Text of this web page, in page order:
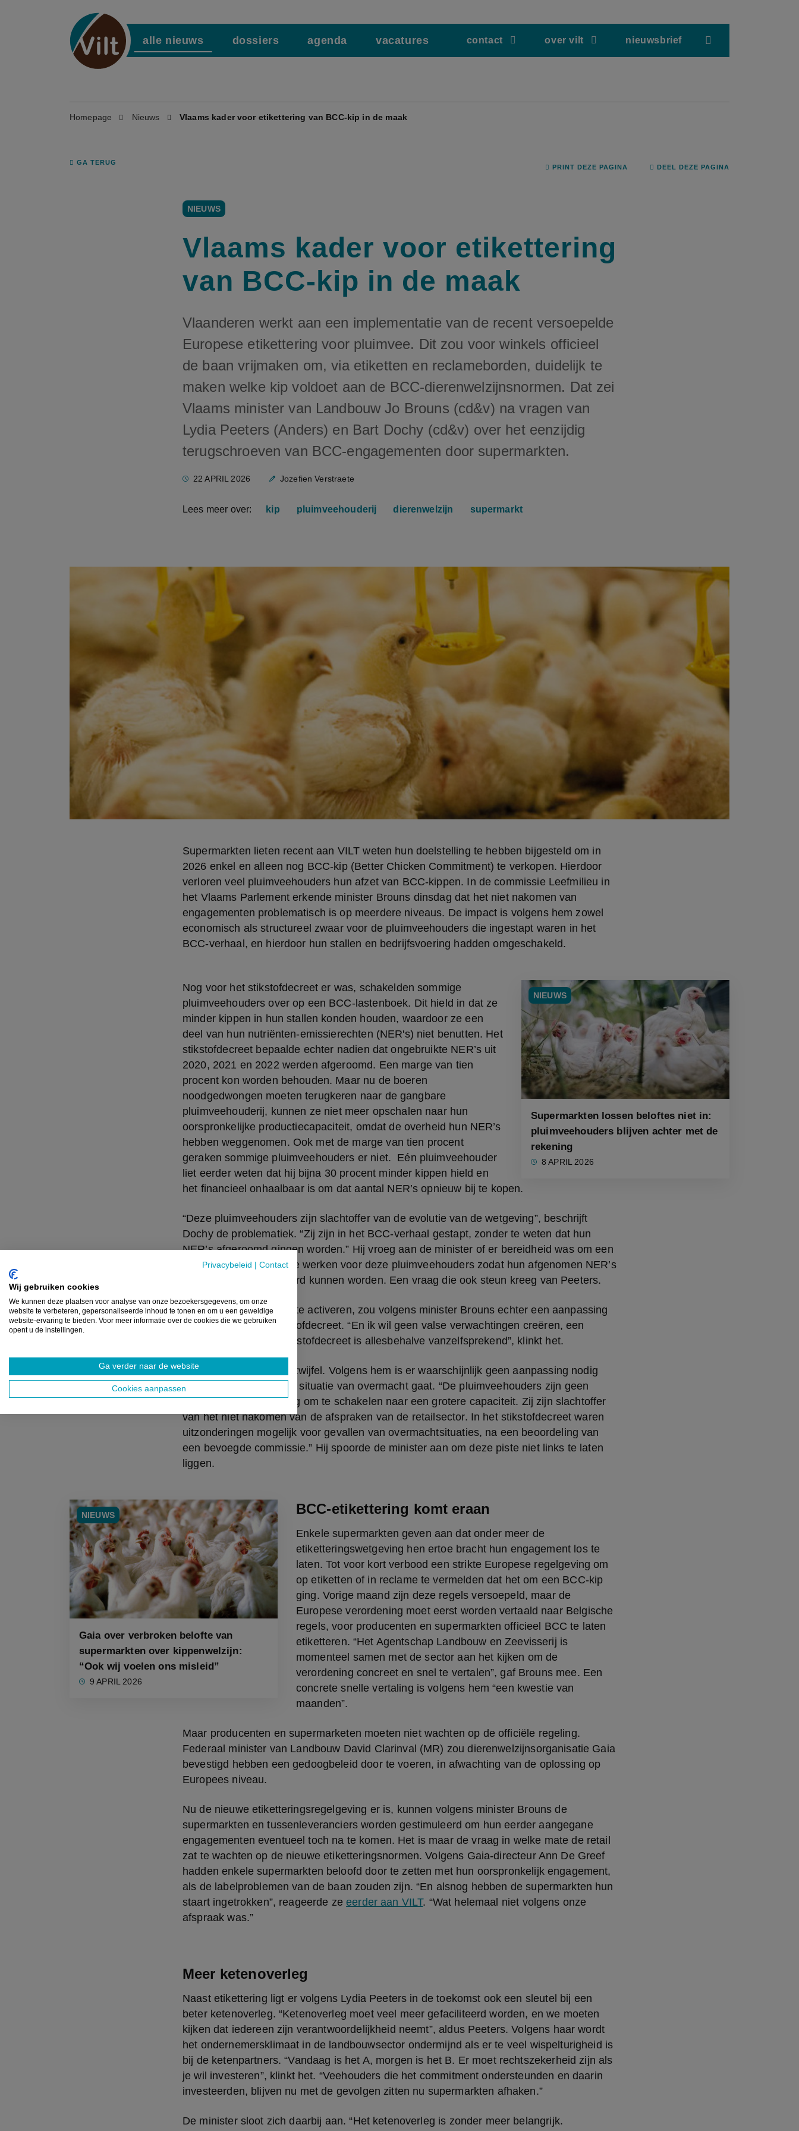
Privacybeleid Contact
Wij gebruiken cookies
We kunnen deze plaatsen voor analyse van onze bezoekersgegevens, om onze
website te verbeteren, gepersonaliseerde inhoud te tonen en om u een geweldige
website-ervaring te bieden. Voor meer informatie over de cookies die we gebruiken
opent u de instellingen.
Ga verder naar de website
Cookies aanpassen
alle nieuws dossiers agenda vacatures contact over vilt nieuwsbrief
Homepage Nieuws Vlaams kader voor etikettering van BCC-kip in de maak
GA TERUG
PRINT DEZE PAGINA DEEL DEZE PAGINA
NIEUWS
Vlaams kader voor etikettering
van BCC-kip in de maak
Vlaanderen werkt aan een implementatie van de recent versoepelde
Europese etikettering voor pluimvee. Dit zou voor winkels officieel
de baan vrijmaken om, via etiketten en reclameborden, duidelijk te
maken welke kip voldoet aan de BCC-dierenwelzijnsnormen. Dat zei
Vlaams minister van Landbouw Jo Brouns (cd&v) na vragen van
Lydia Peeters (Anders) en Bart Dochy (cd&v) over het eenzijdig
terugschroeven van BCC-engagementen door supermarkten.
22 APRIL 2026 Jozefien Verstraete
Lees meer over: kip pluimveehouderij dierenwelzijn supermarkt
Supermarkten lieten recent aan VILT weten hun doelstelling te hebben bijgesteld om in
2026 enkel en alleen nog BCC-kip (Better Chicken Commitment) te verkopen. Hierdoor
verloren veel pluimveehouders hun afzet van BCC-kippen. In de commissie Leefmilieu in
het Vlaams Parlement erkende minister Brouns dinsdag dat het niet nakomen van
engagementen problematisch is op meerdere niveaus. De impact is volgens hem zowel
economisch als structureel zwaar voor de pluimveehouders die ingestapt waren in het
BCC-verhaal, en hierdoor hun stallen en bedrijfsvoering hadden omgeschakeld.
NIEUWS
Supermarkten lossen beloftes niet in:
pluimveehouders blijven achter met de
rekening
8 APRIL 2026
Nog voor het stikstofdecreet er was, schakelden sommige
pluimveehouders over op een BCC-lastenboek. Dit hield in dat ze
minder kippen in hun stallen konden houden, waardoor ze een
deel van hun nutriënten-emissierechten (NER's) niet benutten. Het
stikstofdecreet bepaalde echter nadien dat ongebruikte NER’s uit
2020, 2021 en 2022 werden afgeroomd. Een marge van tien
procent kon worden behouden. Maar nu de boeren
noodgedwongen moeten terugkeren naar de gangbare
pluimveehouderij, kunnen ze niet meer opschalen naar hun
oorspronkelijke productiecapaciteit, omdat de overheid hun NER’s
hebben weggenomen. Ook met de marge van tien procent
geraken sommige pluimveehouders er niet.  Eén pluimveehouder
liet eerder weten dat hij bijna 30 procent minder kippen hield en
het financieel onhaalbaar is om dat aantal NER’s opnieuw bij te kopen.
“Deze pluimveehouders zijn slachtoffer van de evolutie van de wetgeving”, beschrijft
Dochy de problematiek. “Zij zijn in het BCC-verhaal gestapt, zonder te weten dat hun
NER’s afgeroomd gingen worden.” Hij vroeg aan de minister of er bereidheid was om een
specifieke regeling uit te werken voor deze pluimveehouders zodat hun afgenomen NER’s
toch opnieuw geactiveerd kunnen worden. Een vraag die ook steun kreeg van Peeters.
Om de NER’s opnieuw te activeren, zou volgens minister Brouns echter een aanpassing
nodig zijn aan het stikstofdecreet. “En ik wil geen valse verwachtingen creëren, een
aanpassing aan het stikstofdecreet is allesbehalve vanzelfsprekend”, klinkt het.
Maar dat trok Dochy in twijfel. Volgens hem is er waarschijnlijk geen aanpassing nodig
aangezien het over een situatie van overmacht gaat. “De pluimveehouders zijn geen
vragende partij om terug om te schakelen naar een grotere capaciteit. Zij zijn slachtoffer
van het niet nakomen van de afspraken van de retailsector. In het stikstofdecreet waren
uitzonderingen mogelijk voor gevallen van overmachtsituaties, na een beoordeling van
een bevoegde commissie.” Hij spoorde de minister aan om deze piste niet links te laten
liggen.
NIEUWS
Gaia over verbroken belofte van
supermarkten over kippenwelzijn:
“Ook wij voelen ons misleid”
9 APRIL 2026
BCC-etikettering komt eraan
Enkele supermarkten geven aan dat onder meer de
etiketteringswetgeving hen ertoe bracht hun engagement los te
laten. Tot voor kort verbood een strikte Europese regelgeving om
op etiketten of in reclame te vermelden dat het om een BCC-kip
ging. Vorige maand zijn deze regels versoepeld, maar de
Europese verordening moet eerst worden vertaald naar Belgische
regels, voor producenten en supermarkten officieel BCC te laten
etiketteren. “Het Agentschap Landbouw en Zeevisserij is
momenteel samen met de sector aan het kijken om de
verordening concreet en snel te vertalen”, gaf Brouns mee. Een
concrete snelle vertaling is volgens hem “een kwestie van
maanden”.
Maar producenten en supermarketen moeten niet wachten op de officiële regeling.
Federaal minister van Landbouw David Clarinval (MR) zou dierenwelzijnsorganisatie Gaia
bevestigd hebben een gedoogbeleid door te voeren, in afwachting van de oplossing op
Europees niveau.
Nu de nieuwe etiketteringsregelgeving er is, kunnen volgens minister Brouns de
supermarkten en tussenleveranciers worden gestimuleerd om hun eerder aangegane
engagementen eventueel toch na te komen. Het is maar de vraag in welke mate de retail
zat te wachten op de nieuwe etiketteringsnormen. Volgens Gaia-directeur Ann De Greef
hadden enkele supermarkten beloofd door te zetten met hun oorspronkelijk engagement,
als de labelproblemen van de baan zouden zijn. “En alsnog hebben de supermarkten hun
staart ingetrokken”, reageerde ze eerder aan VILT. “Wat helemaal niet volgens onze
afspraak was.”
Meer ketenoverleg
Naast etikettering ligt er volgens Lydia Peeters in de toekomst ook een sleutel bij een
beter ketenoverleg. “Ketenoverleg moet veel meer gefaciliteerd worden, en we moeten
kijken dat iedereen zijn verantwoordelijkheid neemt”, aldus Peeters. Volgens haar wordt
het ondernemersklimaat in de landbouwsector ondermijnd als er te veel wispelturigheid is
bij de ketenpartners. “Vandaag is het A, morgen is het B. Er moet rechtszekerheid zijn als
je wil investeren”, klinkt het. “Veehouders die het commitment ondersteunden en daarin
investeerden, blijven nu met de gevolgen zitten nu supermarkten afhaken.”
De minister sloot zich daarbij aan. “Het ketenoverleg is zonder meer belangrijk.